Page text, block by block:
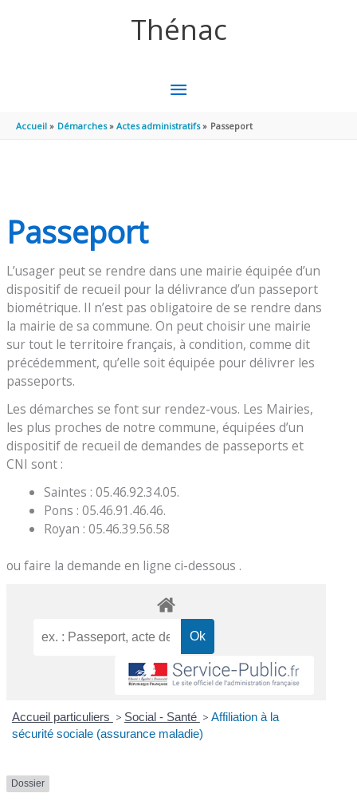
Thénac
MENU
PRINCIPAL
Accueil Démarches Actes administratifs Passeport
Passeport
L’usager peut se rendre dans une mairie équipée d’un
dispositif de recueil pour la délivrance d’un passeport
biométrique. Il n’est pas obligatoire de se rendre dans
la mairie de sa commune. On peut choisir une mairie
sur tout le territoire français, à condition, comme dit
précédemment, qu’elle soit équipée pour délivrer les
passeports.
Les démarches se font sur rendez-vous. Les Mairies,
les plus proches de notre commune, équipées d’un
dispositif de recueil de demandes de passeports et
CNI sont :
Saintes : 05.46.92.34.05.
Pons : 05.46.91.46.46.
Royan : 05.46.39.56.58
ou faire la demande en ligne ci-dessous .
Accueil particuliers > Social - Santé > Affiliation à la
sécurité sociale (assurance maladie)
Dossier